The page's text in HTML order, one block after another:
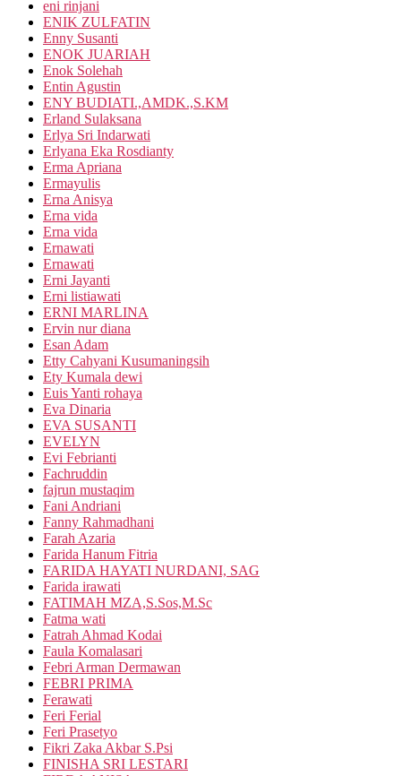
eni rinjani
ENIK ZULFATIN
Enny Susanti
ENOK JUARIAH
Enok Solehah
Entin Agustin
ENY BUDIATI.,AMDK.,S.KM
Erland Sulaksana
Erlya Sri Indarwati
Erlyana Eka Rosdianty
Erma Apriana
Ermayulis
Erna Anisya
Erna vida
Erna vida
Ernawati
Ernawati
Erni Jayanti
Erni listiawati
ERNI MARLINA
Ervin nur diana
Esan Adam
Etty Cahyani Kusumaningsih
Ety Kumala dewi
Euis Yanti rohaya
Eva Dinaria
EVA SUSANTI
EVELYN
Evi Febrianti
Fachruddin
fajrun mustaqim
Fani Andriani
Fanny Rahmadhani
Farah Azaria
Farida Hanum Fitria
FARIDA HAYATI NURDANI, SAG
Farida irawati
FATIMAH MZA,S.Sos,M.Sc
Fatma wati
Fatrah Ahmad Kodai
Faula Komalasari
Febri Arman Dermawan
FEBRI PRIMA
Ferawati
Feri Ferial
Feri Prasetyo
Fikri Zaka Akbar S.Psi
FINISHA SRI LESTARI